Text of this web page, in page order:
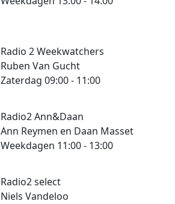
Radio 2 Weekwatchers
Ruben Van Gucht
Zaterdag 09:00 - 11:00
Radio2 Ann&Daan
Ann Reymen en Daan Masset
Weekdagen 11:00 - 13:00
Radio2 select
Niels Vandeloo